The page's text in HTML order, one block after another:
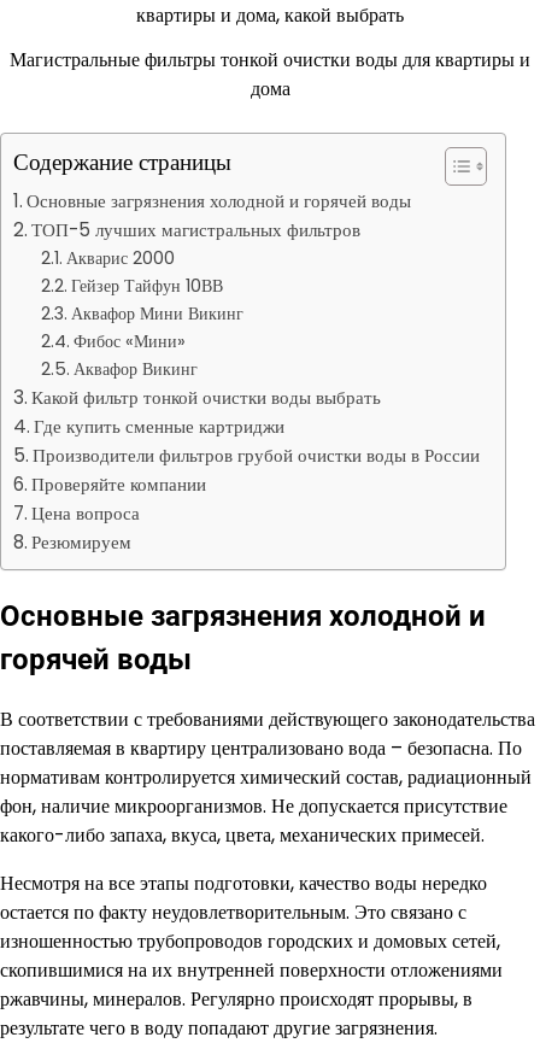
Магистральные фильтры тонкой очистки воды для квартиры и
дома
Содержание страницы
Основные загрязнения холодной и горячей воды
ТОП-5 лучших магистральных фильтров
Акварис 2000
Гейзер Тайфун 10ВВ
Аквафор Мини Викинг
Фибос «Мини»
Аквафор Викинг
Какой фильтр тонкой очистки воды выбрать
Где купить сменные картриджи
Производители фильтров грубой очистки воды в России
Проверяйте компании
Цена вопроса
Резюмируем
Основные загрязнения холодной и
горячей воды
В соответствии с требованиями действующего законодательства
поставляемая в квартиру централизовано вода – безопасна. По
нормативам контролируется химический состав, радиационный
фон, наличие микроорганизмов. Не допускается присутствие
какого-либо запаха, вкуса, цвета, механических примесей.
Несмотря на все этапы подготовки, качество воды нередко
остается по факту неудовлетворительным. Это связано с
изношенностью трубопроводов городских и домовых сетей,
скопившимися на их внутренней поверхности отложениями
ржавчины, минералов. Регулярно происходят прорывы, в
результате чего в воду попадают другие загрязнения.